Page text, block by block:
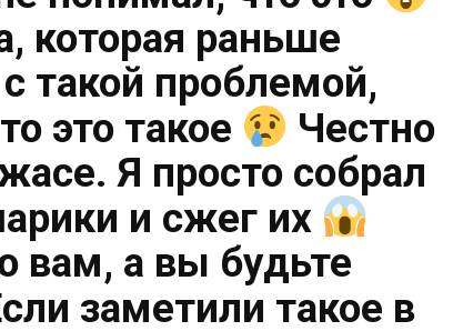
которая раньше
такой проблемой,
это такое
Честно
Я просто собрал
и сжег их
вам, а вы будьте
заметили такое в